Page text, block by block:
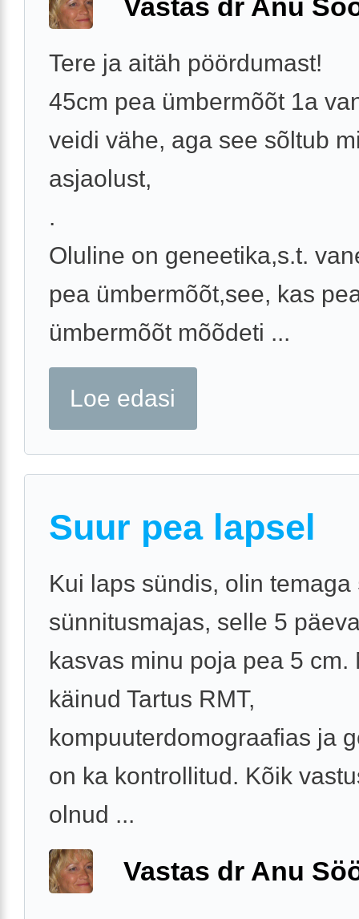
Vastas dr Anu
Tere ja aitäh pöördumast!
45cm pea ümbermõõt 1a
veidi vähe, aga see sõltub
asjaolust,
.
Oluline on geneetika,s.t.
pea ümbermõõt,see, kas
ümbermõõt mõõdeti ...
Loe edasi
Suur pea lapsel
Kui laps sündis, olin temaga
sünnitusmajas, selle 5
kasvas minu poja pea 5 cm.
käinud Tartus RMT,
kompuuterdomograafias ja
on ka kontrollitud. Kõik
olnud ...
Vastas dr Anu